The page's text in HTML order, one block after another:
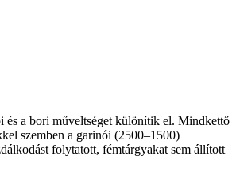
és a bori műveltséget különítik el. Mindkettő
szemben a garinói (2500–1500)
folytatott, fémtárgyakat sem állított